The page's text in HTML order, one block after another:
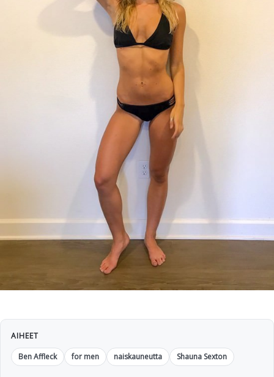
AIHEET
Ben Affleck
for men naiskauneutta Shauna Sexton